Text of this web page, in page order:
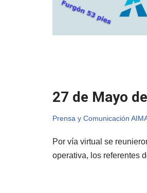
27 de Mayo
Prensa y Comunicación
Por vía virtual se
operativa, los referentes